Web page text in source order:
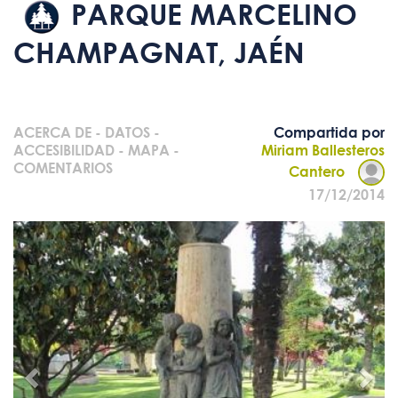
PARQUE MARCELINO
CHAMPAGNAT, JAÉN
ACERCA DE - DATOS -
ACCESIBILIDAD - MAPA -
COMENTARIOS
Compartida por
Miriam Ballesteros
Cantero
17/12/2014